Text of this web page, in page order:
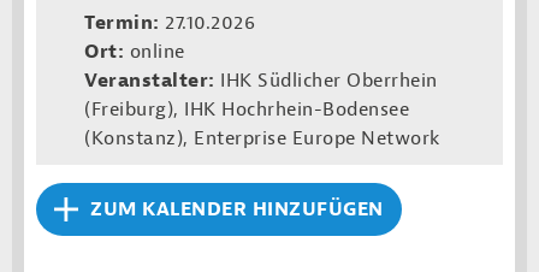
Termin: 27.10.2026
Ort: online
Veranstalter: IHK Südlicher Oberrhein
(Freiburg), IHK Hochrhein-Boden­see
(Konstanz), Enterprise Europe Network
ZUM KALENDER HINZUFÜGEN